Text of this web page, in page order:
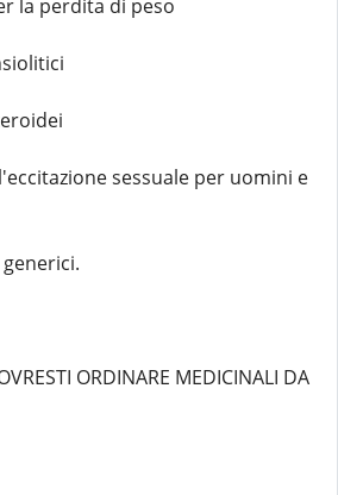
la perdita di peso
sessuale per uomini e
ORDINARE MEDICINALI DA